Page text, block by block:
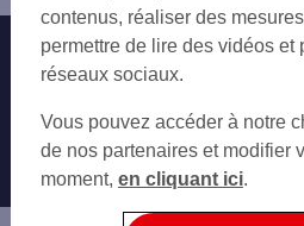
Nos engagements
Autres sites SG
Entreprises
contenus, réaliser des
permettre de lire des vidéos et
réseaux sociaux.
Vous pouvez accéder à notre
de nos partenaires et modifier
moment, en cliquant ici.